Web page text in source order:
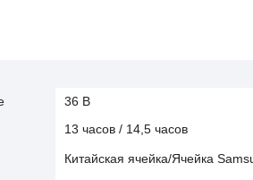
36 В
13 часов / 14,5 часов
Китайская ячейка/Ячейка